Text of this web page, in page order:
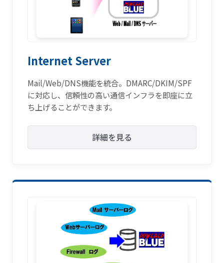
Internet Server
Mail/Web/DNS機能を統合。DMARC/DKIM/SPF
に対応し、信頼性の高い通信インフラを即座に立
ち上げることができます。
詳細を見る